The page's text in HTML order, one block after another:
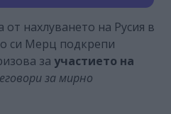
нахлуването на Русия в
си Мерц подкрепи
за участието на
за мирно